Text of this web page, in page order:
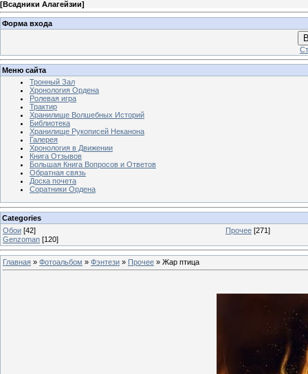
[Всадники Алагейзии]
Форма входа
Меню сайта
Тронный Зал
Хронология Ордена
Ролевая игра
Трактир
Хранилище Волшебных Историй
Библиотека
Хранилище Рукописей Неканона
Галерея
Хронология в Движении
Книга Отзывов
Большая Книга Вопросов и Ответов
Обратная связь
Доска почета
Соратники Ордена
Categories
Обои [42] Прочее [271]
Genzoman [120]
Главная » Фотоальбом » Фэнтези » Прочее » Жар птица